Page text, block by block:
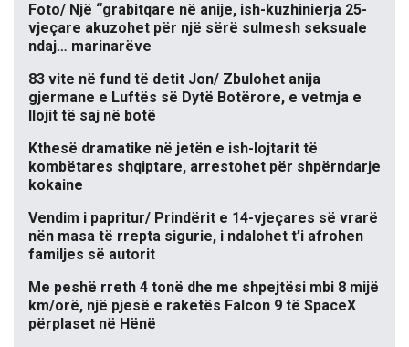
Foto/ Një “grabitqare në anije, ish-kuzhinierja 25-
vjeçare akuzohet për një sërë sulmesh seksuale
ndaj… marinarëve
83 vite në fund të detit Jon/ Zbulohet anija
gjermane e Luftës së Dytë Botërore, e vetmja e
llojit të saj në botë
Kthesë dramatike në jetën e ish-lojtarit të
kombëtares shqiptare, arrestohet për shpërndarje
kokaine
Vendim i papritur/ Prindërit e 14-vjeçares së vrarë
nën masa të rrepta sigurie, i ndalohet t’i afrohen
familjes së autorit
Me peshë rreth 4 tonë dhe me shpejtësi mbi 8 mijë
km/orë, një pjesë e raketës Falcon 9 të SpaceX
përplaset në Hënë